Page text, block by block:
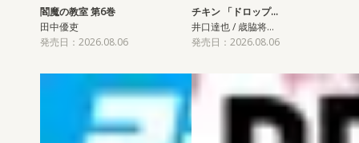
閻魔の教室 第6巻
田中優吏
発売日：2026.08.06
チキン 「ドロップ…
井口達也 / 歳脇将…
発売日：2026.08.06